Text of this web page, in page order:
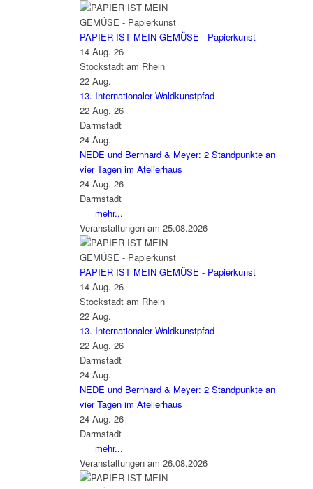
PAPIER IST MEIN GEMÜSE - Papierkunst
14 Aug. 26
Stockstadt am Rhein
22 Aug.
13. Internationaler Waldkunstpfad
22 Aug. 26
Darmstadt
24 Aug.
NEDE und Bernhard & Meyer: 2 Standpunkte an
vier Tagen im Atelierhaus
24 Aug. 26
Darmstadt
mehr...
Veranstaltungen am 25.08.2026
PAPIER IST MEIN GEMÜSE - Papierkunst
14 Aug. 26
Stockstadt am Rhein
22 Aug.
13. Internationaler Waldkunstpfad
22 Aug. 26
Darmstadt
24 Aug.
NEDE und Bernhard & Meyer: 2 Standpunkte an
vier Tagen im Atelierhaus
24 Aug. 26
Darmstadt
mehr...
Veranstaltungen am 26.08.2026